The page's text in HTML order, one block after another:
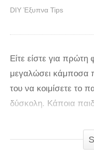
DIY Έξυπνα Tips
Είτε είστε για πρώτη
μεγαλώσει κάμποσα
του να κοιμίσετε το
δύσκολη. Κάποια
πρόγραμμα του
μεγάλος άγχος στους